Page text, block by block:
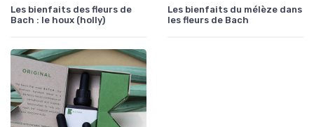
Les bienfaits des fleurs de
Bach : le houx (holly)
Les bienfaits du mélèze dans
les fleurs de Bach